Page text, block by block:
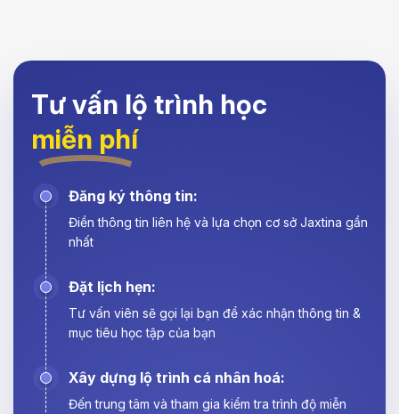
Tư vấn lộ trình học
miễn phí
Đăng ký thông tin:
Điền thông tin liên hệ và lựa chọn cơ sở Jaxtina gần
nhất
Đặt lịch hẹn:
Tư vấn viên sẽ gọi lại bạn để xác nhận thông tin &
mục tiêu học tập của bạn
Xây dựng lộ trình cá nhân hoá:
Đến trung tâm và tham gia kiểm tra trình độ miễn